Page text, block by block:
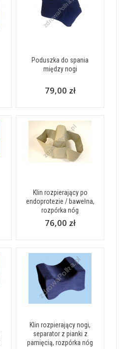
Poduszka do spania
między nogi
79,00 zł
Klin rozpierający po
endoprotezie / bawełna,
rozpórka nóg
76,00 zł
Klin rozpierający nogi,
separator z pianki z
pamięcią, rozpórka nóg